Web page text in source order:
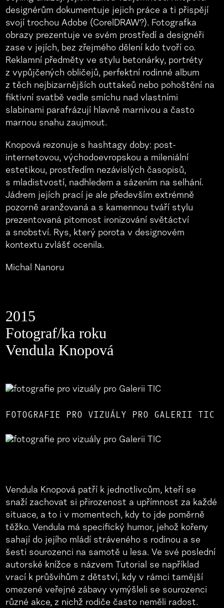
designérům dokumentuje jejich práce a ti přispějí
svojí trochou Adobe (CorelDRAW?). Fotografka
obrazy prezentuje ve svém prostředí a designéři
zase v jejích, bez zřejmého dělení kdo tvoří co.
Reklamní předměty ve stylu betonárky, portréty
z vypůjčených obličejů, perfektní rodinné album
z těch nejbizarnějších outtakeů nebo pohoštění na
fiktivní svatbě vedle smíchu nad vlastními
slabinami parafrázují hlavně marnivou a často
marnou snahu zaujmout.
Knopová rezonuje s hashtagy doby: post-
internetovou, východoevropskou a mileniální
estetikou, prostředím nezávislých časopisů,
s mladistvostí, nadhledem a sázením na selhání.
Jádrem jejích prací je ale především extrémně
pozorně aranžovaná a s kamennou tváří stylu
prezentovaná pitomost ironizování světáctví
a snobství. Rys, který porota v designovém
kontextu zvlášť ocenila.
Michal Nanoru
2015
Fotograf/ka roku
Vendula Knopová
FOTOGRAFIE PRO VIZUÁLY PRO GALERII TIC
Vendula Knopová patří k jednotlivcům, kteří se
snaží zachovat si přirozenost a upřímnost za každé
situace, a to i v momentech, kdy to jde poměrně
těžko. Vendula má specifický humor, jehož kořeny
sahají do jejího mládí stráveného s rodinou a se
šesti sourozenci na samotě u lesa. Ve své poslední
autorské knížce s názvem Tutorial se například
vrací k průšvihům z dětství, kdy v rámci tamější
omezené veřejné zábavy vymýšleli se sourozenci
různé akce, z nichž rodiče často neměli radost.